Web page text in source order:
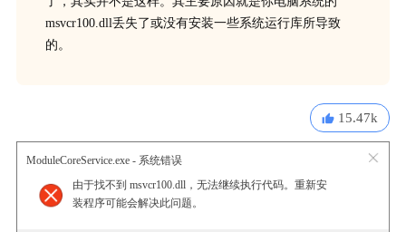
msvcr100.dll丢失了或没有安装一些系统运行库所导致
的。
15.47k
ModuleCoreService.exe - 系统错误
由于找不到 msvcr100.dll，无法继续执行代码。重新安
装程序可能会解决此问题。